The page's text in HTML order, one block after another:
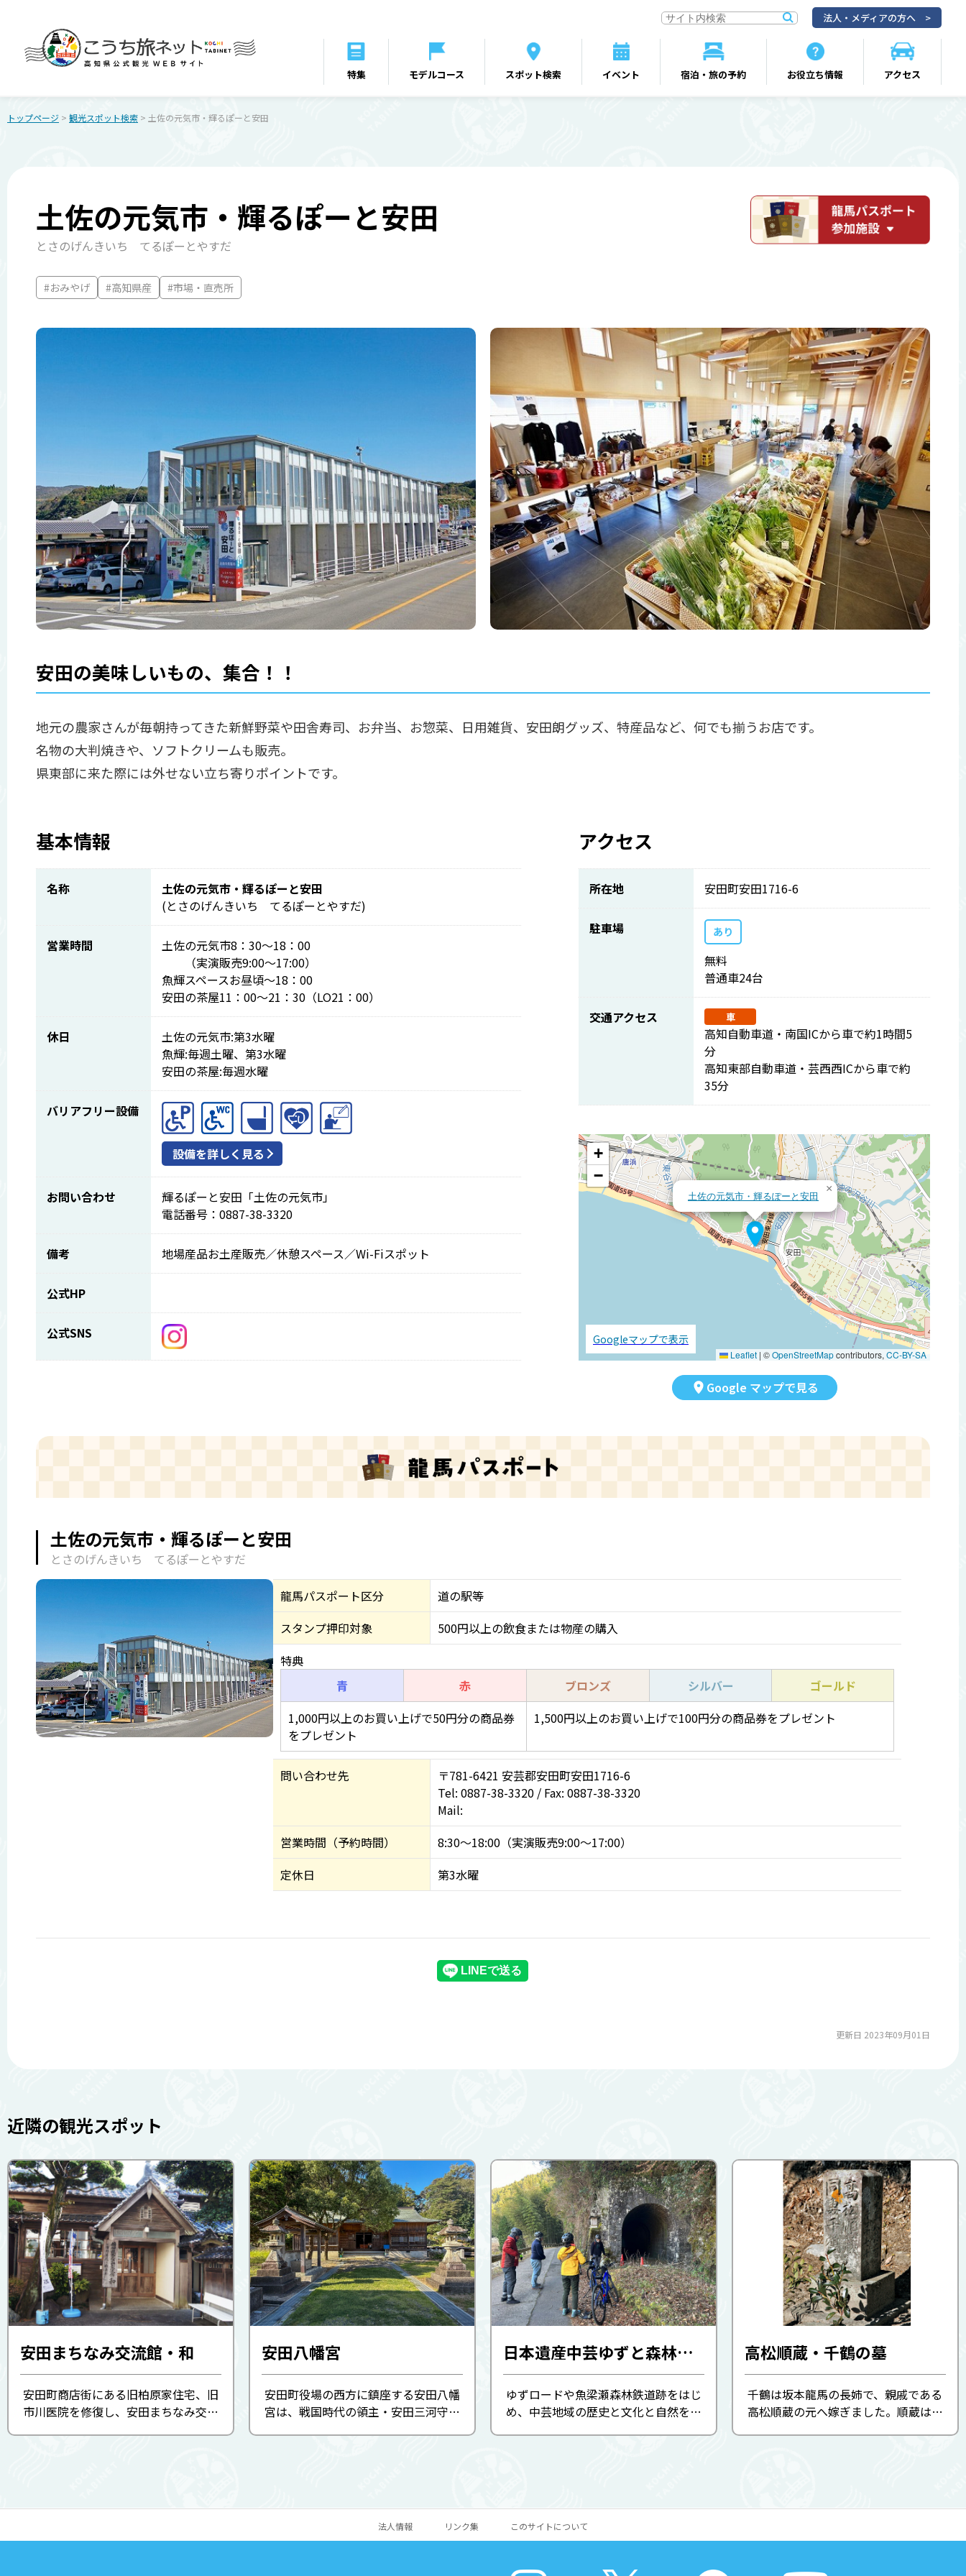
特集 モデルコース スポット検索 イベント 宿泊・旅の予約 お役立ち情報 アクセス
法人・メディアの方へ
トップページ > 観光スポット検索 > 土佐の元気市・輝るぽーと安田
土佐の元気市・輝るぽーと安田
とさのげんきいち てるぽーとやすだ
#おみやげ #高知県産 #市場・直売所
安田の美味しいもの、集合！！
地元の農家さんが毎朝持ってきた新鮮野菜や田舎寿司、お弁当、お惣菜、日用雑貨、安田朗グッズ、特産品など、何でも揃うお店です。
名物の大判焼きや、ソフトクリームも販売。
県東部に来た際には外せない立ち寄りポイントです。
基本情報
名称
土佐の元気市・輝るぽーと安田
(とさのげんきいち てるぽーとやすだ)
営業時間
土佐の元気市8：30～18：00
（実演販売9:00～17:00）
魚輝スペースお昼頃～18：00
安田の茶屋11：00～21：30（LO21：00）
休日
土佐の元気市:第3水曜
魚輝:毎週土曜、第3水曜
安田の茶屋:毎週水曜
バリアフリー設備
設備を詳しく見る
お問い合わせ
輝るぽーと安田「土佐の元気市」
電話番号：0887-38-3320
備考 地場産品お土産販売／休憩スペース／Wi-Fiスポット
公式HP
公式SNS
アクセス
所在地 安田町安田1716-6
駐車場 あり
無料
普通車24台
交通アクセス 車
高知自動車道・南国ICから車で約1時間5
分
高知東部自動車道・芸西西ICから車で約
35分
土佐の元気市・輝るぽーと安田
×
+
−
Leaflet | ©OpenStreetMapcontributors, CC-BY-SA
Googleマップで表示
Google マップで見る
土佐の元気市・輝るぽーと安田
とさのげんきいち てるぽーとやすだ
龍馬パスポート区分
道の駅等
スタンプ押印対象
500円以上の飲食または物産の購入
特典
青
赤 ブロンズ シルバー
ゴールド
1,000円以上のお買い上げで50円分の商品券
をプレゼント
1,500円以上のお買い上げで100円分の商品券をプレゼント
問い合わせ先
〒781-6421 安芸郡安田町安田1716-6
Tel: 0887-38-3320 / Fax: 0887-38-3320
Mail:
営業時間（予約時間）
8:30～18:00（実演販売9:00～17:00）
定休日
第3水曜
更新日 2023年09月01日
近隣の観光スポット
安田まちなみ交流館・和
安田町商店街にある旧柏原家住宅、旧
市川医院を修復し、安田まちなみ交流
安田八幡宮
安田町役場の西方に鎮座する安田八幡
宮は、戦国時代の領主・安田三河守に
日本遺産中芸ゆずと森林鉄道ガイド会が案内するガイドツアー
ゆずロードや魚梁瀬森林鉄道跡をはじ
め、中芸地域の歴史と文化と自然を感
高松順蔵・千鶴の墓
千鶴は坂本龍馬の長姉で、親戚である
高松順蔵の元へ嫁ぎました。順蔵は文
法人情報 リンク集 このサイトについて